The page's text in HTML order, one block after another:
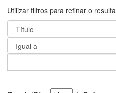
Utilizar filtros para refinar o